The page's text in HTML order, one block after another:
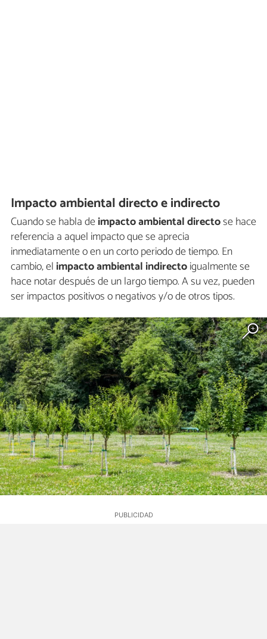
Impacto ambiental directo e indirecto
Cuando se habla deimpacto ambiental directose hace
referencia a aquel impacto que se aprecia
inmediatamente o en un corto periodo de tiempo. En
cambio, el impacto ambiental indirectoigualmente se
hace notar después de un largo tiempo. A su vez, pueden
ser impactos positivos o negativos y/o de otros tipos.